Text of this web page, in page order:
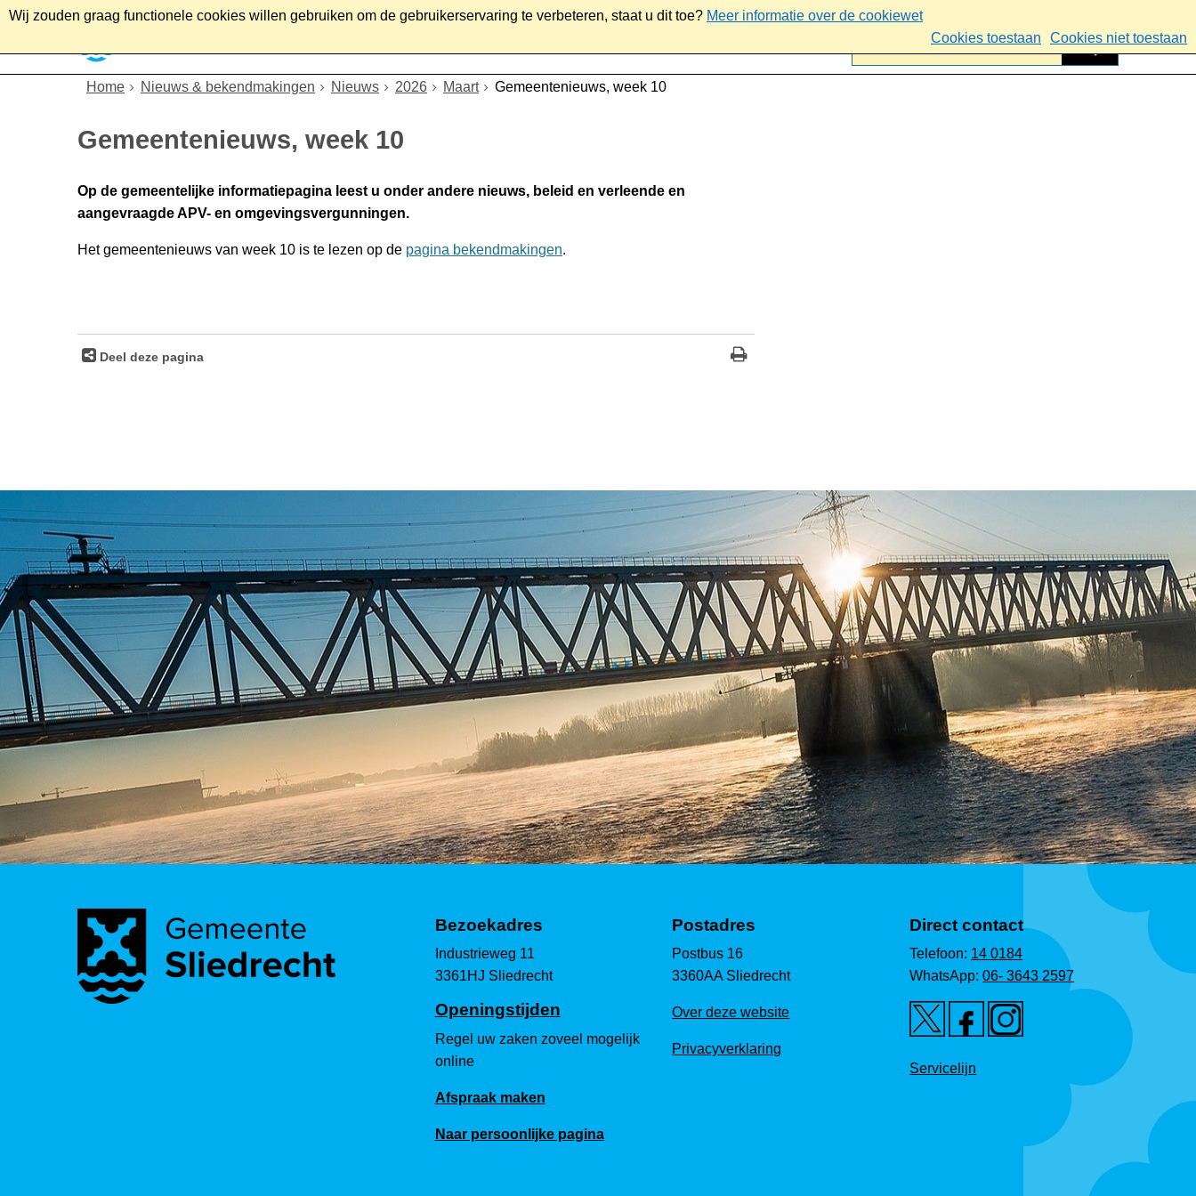
Wij zouden graag functionele cookies willen gebruiken om de gebruikerservaring te verbeteren, staat u dit toe? Meer informatie over de cookiewet
Cookies toestaan
Cookies niet toestaan
Home Nieuws & bekendmakingen Nieuws 2026 Maart Gemeentenieuws, week 10
Gemeentenieuws, week 10
Op de gemeentelijke informatiepagina leest u onder andere nieuws, beleid en verleende en
aangevraagde APV- en omgevingsvergunningen.
Het gemeentenieuws van week 10 is te lezen op de pagina bekendmakingen.
Deel deze pagina
Bezoekadres
Industrieweg 11
3361HJ Sliedrecht
Openingstijden
Regel uw zaken zoveel mogelijk
online
Afspraak maken
Naar persoonlijke pagina
Postadres
Postbus 16
3360AA Sliedrecht
Over deze website
Privacyverklaring
Direct contact
Telefoon: 14 0184
WhatsApp:06- 3643 2597
Servicelijn